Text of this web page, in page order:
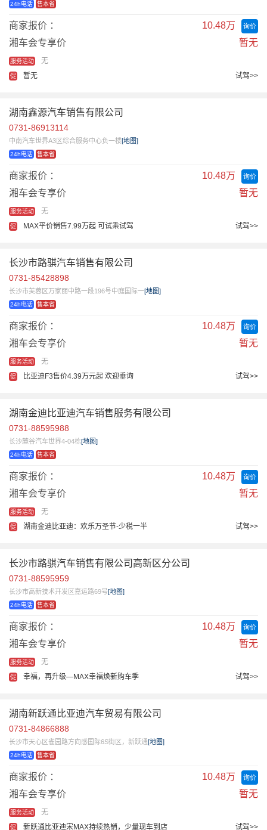
24h电话 售本省
商家报价 ： 询价
10.48万
湘车会专享价
暂无
服务活动 无
促 暂无 试驾>>
湖南鑫源汽车销售有限公司
0731-86913114
中南汽车世界A3区综合服务中心负一楼[地图]
24h电话 售本省
商家报价 ： 询价
10.48万
湘车会专享价
暂无
服务活动 无
促 MAX平价销售7.99万起 可试乘试驾 试驾>>
长沙市路骐汽车销售有限公司
0731-85428898
长沙市芙蓉区万家丽中路一段196号中庭国际一[地图]
24h电话 售本省
商家报价 ： 询价
10.48万
湘车会专享价
暂无
服务活动 无
促 比亚迪F3售价4.39万元起 欢迎垂询 试驾>>
湖南金迪比亚迪汽车销售服务有限公司
0731-88595988
长沙麓谷汽车世界4-04栋[地图]
24h电话 售本省
商家报价 ： 询价
10.48万
湘车会专享价
暂无
服务活动 无
促 湖南金迪比亚迪：欢乐万圣节-少税一半 试驾>>
长沙市路骐汽车销售有限公司高新区分公司
0731-88595959
长沙市高新技术开发区嘉运路69号[地图]
24h电话 售本省
商家报价 ： 询价
10.48万
湘车会专享价
暂无
服务活动 无
促 幸福，再升级—MAX幸福焕新购车季 试驾>>
湖南新跃通比亚迪汽车贸易有限公司
0731-84866888
长沙市天心区雀园路方向感国际6S街区，新跃通[地图]
24h电话 售本省
商家报价 ： 询价
10.48万
湘车会专享价
暂无
服务活动 无
促 新跃通比亚迪宋MAX持续热销，少量现车到店 试驾>>